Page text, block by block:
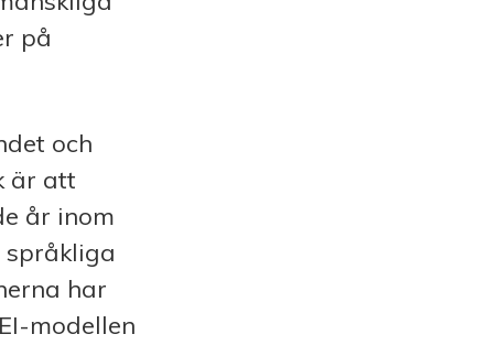
på
och
är att
år inom
språkliga
har
modellen